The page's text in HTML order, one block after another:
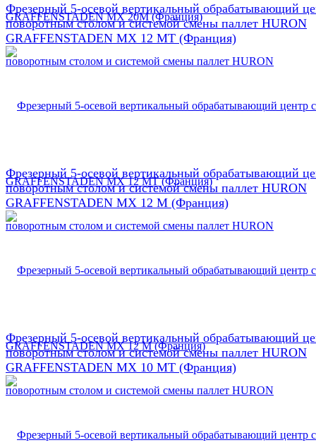
Фрезерный 5-осевой вертикальный обрабатывающий
поворотным столом и системой смены паллет HURON
GRAFFENSTADEN МX 12 МТ (Франция)
Фрезерный 5-осевой вертикальный обрабатывающий
поворотным столом и системой смены паллет HURON
GRAFFENSTADEN МX 12 М (Франция)
Фрезерный 5-осевой вертикальный обрабатывающий
поворотным столом и системой смены паллет HURON
GRAFFENSTADEN МX 10 МТ (Франция)